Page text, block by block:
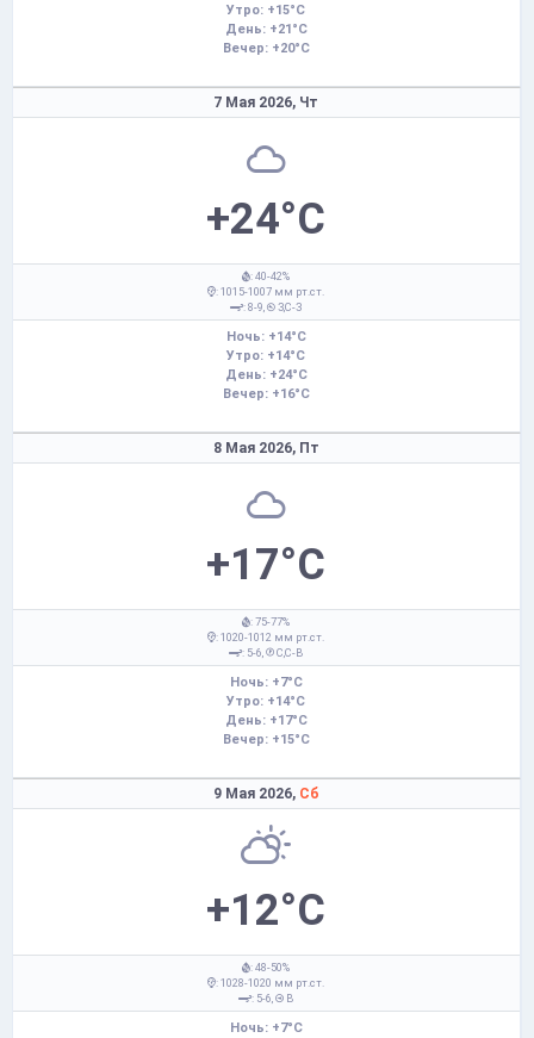
Утро: +15°C
День: +21°C
Вечер: +20°C
7 Мая 2026, Чт
+24°C
: 40-42%
: 1015-1007 мм рт.ст.
: 8-9,
З,С-З
Ночь: +14°C
Утро: +14°C
День: +24°C
Вечер: +16°C
8 Мая 2026, Пт
+17°C
: 75-77%
: 1020-1012 мм рт.ст.
: 5-6,
С,С-В
Ночь: +7°C
Утро: +14°C
День: +17°C
Вечер: +15°C
9 Мая 2026, Сб
+12°C
: 48-50%
: 1028-1020 мм рт.ст.
: 5-6,
В
Ночь: +7°C